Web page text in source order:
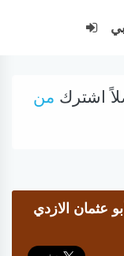
اشترك من
عثمان الازدي